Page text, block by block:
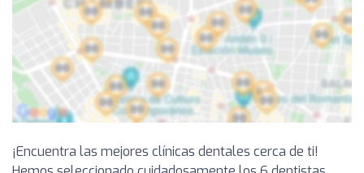
¡Encuentra las mejores clínicas dentales cerca de ti!